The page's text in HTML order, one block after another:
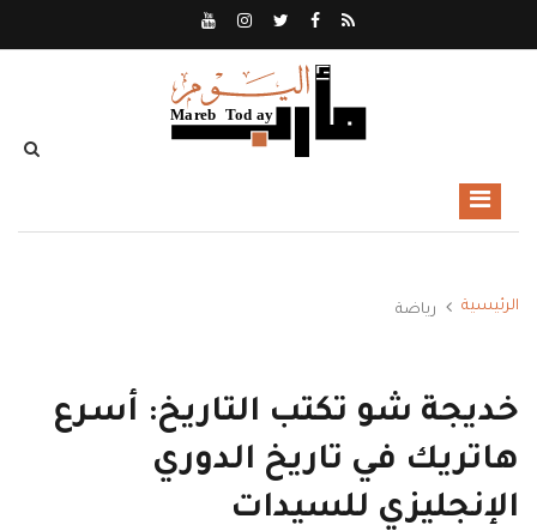
الرئيسية رياضة
خديجة شو تكتب التاريخ: أسرع
هاتريك في تاريخ الدوري
الإنجليزي للسيدات